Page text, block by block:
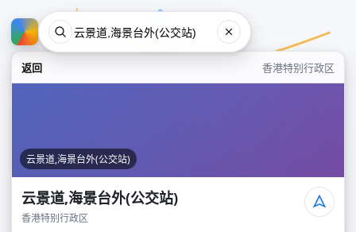
返回 香港特别行政区
云景道,海景台外(公交站)
云景道,海景台外(公交站)
香港特别行政区